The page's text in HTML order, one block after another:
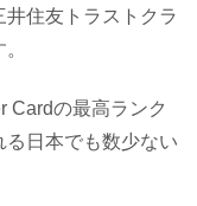
住友トラストクラ
Cardの最高ランク
る日本でも数少ない